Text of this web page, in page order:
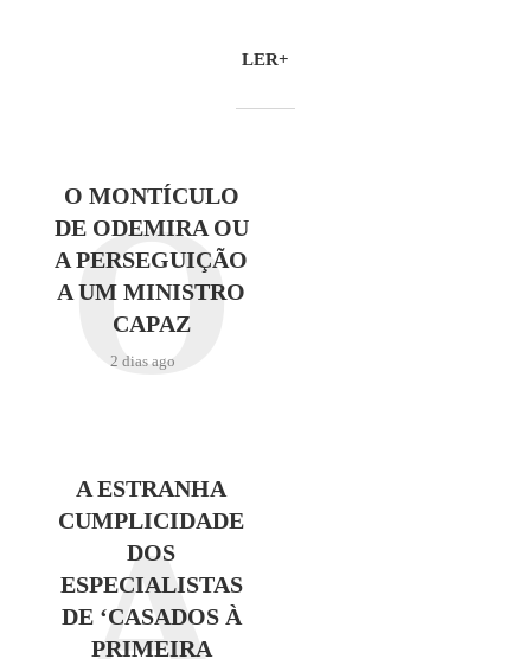
LER+
O MONTÍCULO
DE ODEMIRA OU
A PERSEGUIÇÃO
A UM MINISTRO
CAPAZ
2 dias ago
O
A ESTRANHA
CUMPLICIDADE
DOS
ESPECIALISTAS
DE ‘CASADOS À
PRIMEIRA